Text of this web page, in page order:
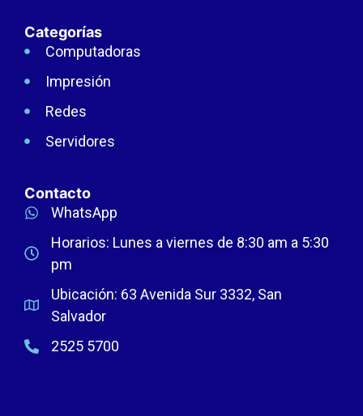
Categorías
Computadoras
Impresión
Redes
Servidores
Contacto
WhatsApp
Horarios: Lunes a viernes de 8:30 am a 5:30
pm
Ubicación: 63 Avenida Sur 3332, San
Salvador
2525 5700